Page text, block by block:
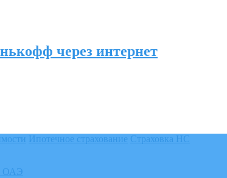
через интернет
Ипотечное страхование Страховка НС
ОАЭ